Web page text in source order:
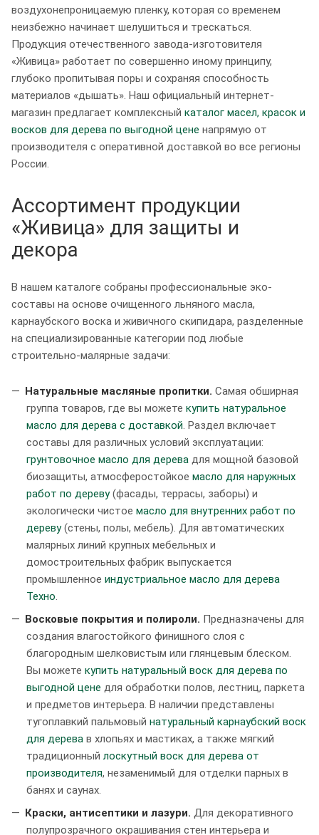
воздухонепроницаемую пленку, которая со временем
неизбежно начинает шелушиться и трескаться.
Продукция отечественного завода-изготовителя
«Живица» работает по совершенно иному принципу,
глубоко пропитывая поры и сохраняя способность
материалов «дышать». Наш официальный интернет-
магазин предлагает комплексный каталог масел, красок и
восков для дерева по выгодной цене напрямую от
производителя с оперативной доставкой во все регионы
России.
Ассортимент продукции
«Живица» для защиты и
декора
В нашем каталоге собраны профессиональные эко-
составы на основе очищенного льняного масла,
карнаубского воска и живичного скипидара, разделенные
на специализированные категории под любые
строительно-малярные задачи:
Натуральные масляные пропитки. Самая обширная
группа товаров, где вы можете купить натуральное
масло для дерева с доставкой. Раздел включает
составы для различных условий эксплуатации:
грунтовочное масло для дерева для мощной базовой
биозащиты, атмосферостойкое масло для наружных
работ по дереву(фасады, террасы, заборы) и
экологически чистое масло для внутренних работ по
дереву(стены, полы, мебель). Для автоматических
малярных линий крупных мебельных и
домостроительных фабрик выпускается
промышленное индустриальное масло для дерева
Техно.
Восковые покрытия и полироли. Предназначены для
создания влагостойкого финишного слоя с
благородным шелковистым или глянцевым блеском.
Вы можете купить натуральный воск для дерева по
выгодной цене для обработки полов, лестниц, паркета
и предметов интерьера. В наличии представлены
тугоплавкий пальмовый натуральный карнаубский воск
для дерева в хлопьях и мастиках, а также мягкий
традиционный лоскутный воск для дерева от
производителя, незаменимый для отделки парных в
банях и саунах.
Краски, антисептики и лазури. Для декоративного
полупрозрачного окрашивания стен интерьера и